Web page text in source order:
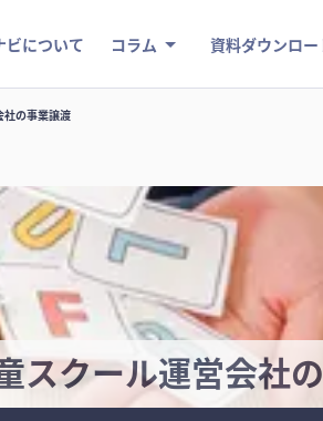
ビについて コラム 資料ダウンロー
社の事業譲渡
スクール運営会社